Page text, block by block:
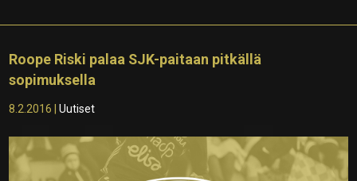
Roope Riski palaa SJK-paitaan pitkällä
sopimuksella
8.2.2016 |Uutiset